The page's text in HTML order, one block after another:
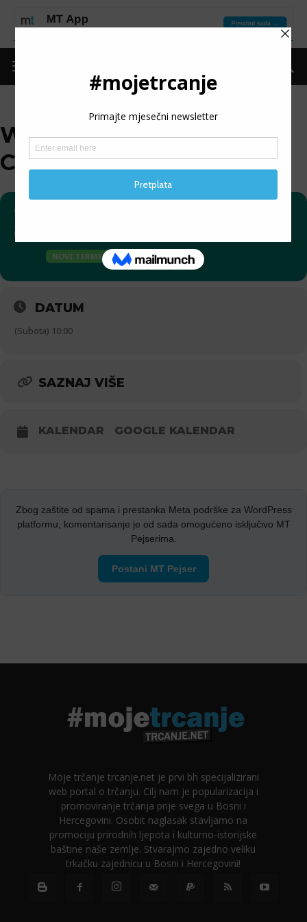
WINTER TERMAG
CHALLENGE RACE
10
04
NOVI TERMIN
DATUM
(Subota) 10:00
SAZNAJ VIŠE
KALENDAR GOOGLE KALENDAR
Zbog zaštite od spama i prestanka Meta podrške za WordPress
platformu, komentarisanje je od sada omogućeno isključivo MT
Pejserima.
Postani MT Pejser
Moje trčanje trcanje.net je prvi bh specijalizirani
web portal o trčanju. Cilj nam je popularizacija i
promoviranje trčanja prije svega u Bosni i
Hercegovini. Osobit naglasak stavljamo na
promociju prirodnih ljepota i kulturno-istorijske
baštine naše zemlje. Stvarajmo zajedno veliku
trkačku zajednicu u Bosni i Hercegovini!